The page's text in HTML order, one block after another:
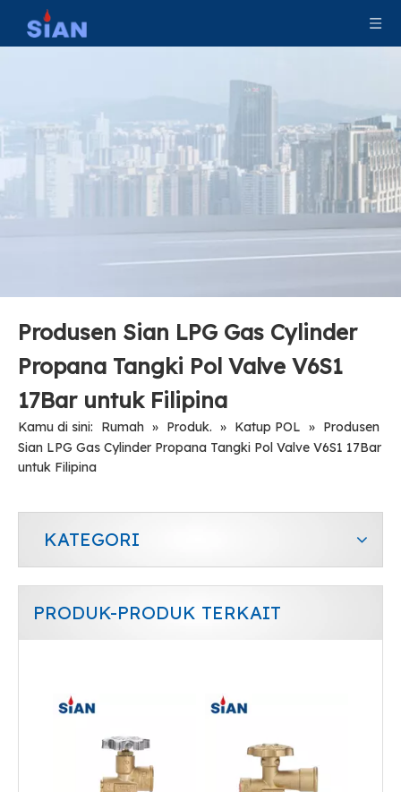
Produsen Sian LPG Gas Cylinder
Propana Tangki Pol Valve V6S1
17Bar untuk Filipina
Kamu di sini: Rumah » Produk. » Katup POL » Produsen
Sian LPG Gas Cylinder Propana Tangki Pol Valve V6S1 17Bar
untuk Filipina
KATEGORI
PRODUK-PRODUK TERKAIT
Sian V6 Pol Valve LPG Gas Cylinder Valve Safety LPG Pol Valve